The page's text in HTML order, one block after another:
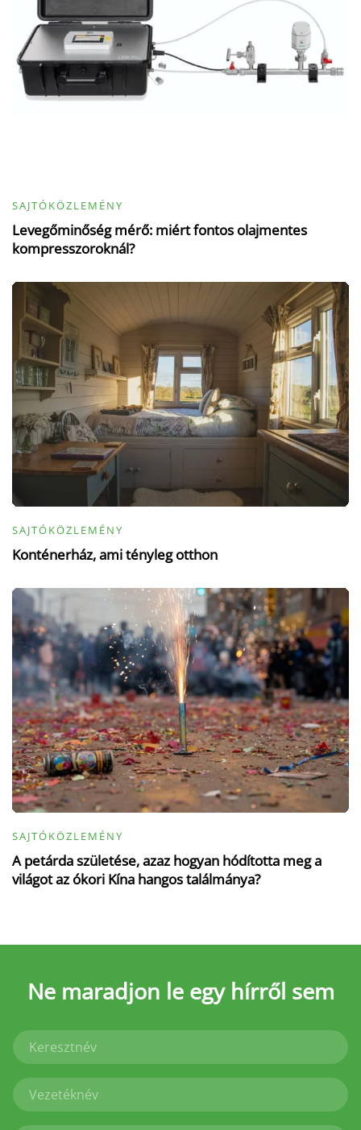
SAJTÓKÖZLEMÉNY
Levegőminőség mérő: miért fontos olajmentes
kompresszoroknál?
SAJTÓKÖZLEMÉNY
Konténerház, ami tényleg otthon
SAJTÓKÖZLEMÉNY
A petárda születése, azaz hogyan hódította meg a
világot az ókori Kína hangos találmánya?
Ne maradjon le egy hírről sem